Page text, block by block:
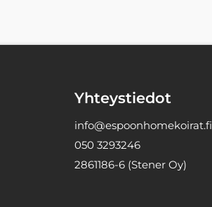
Yhteystiedot
info@espoonhomekoirat.fi
050 3293246
2861186-6 (Stener Oy)